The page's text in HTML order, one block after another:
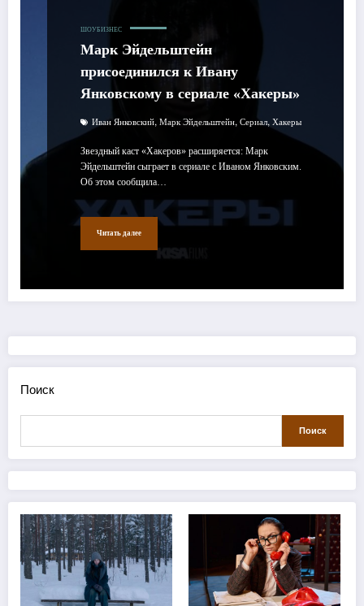
ШОУБИЗНЕС
Марк Эйдельштейн
присоединился к Ивану
Янковскому в сериале «Хакеры»
Иван Янковский, Марк Эйдельштейн, Сериал, Хакеры
Звездный каст «Хакеров» расширяется: Марк
Эйдельштейн сыграет в сериале с Иваном Янковским.
Об этом сообщила…
Читать далее
Поиск
Поиск